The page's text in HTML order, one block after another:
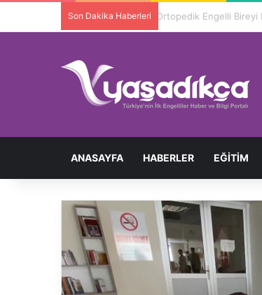
Son Dakika Haberleri Ortopedik Engelli
ANASAYFA HABERLER EĞITIM